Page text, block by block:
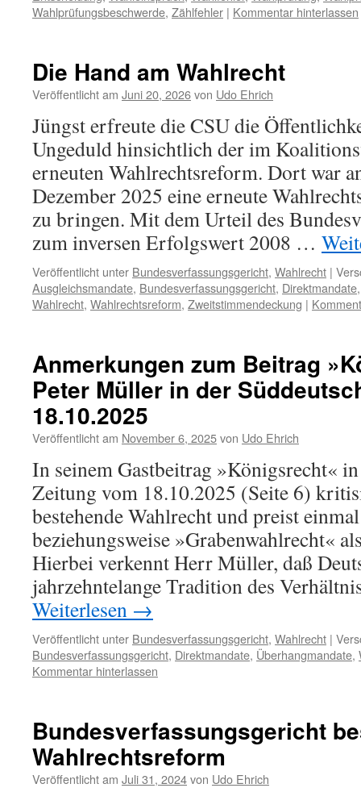
Wahlprüfungsbeschwerde, Zählfehler | Kommentar hinterlassen
Die Hand am Wahlrecht
Veröffentlicht am Juni 20, 2026von Udo Ehrich
Jüngst erfreute die CSU die
Ungeduld hinsichtlich der im
erneuten Wahlrechtsreform. Dort war
Dezember 2025 eine erneute
zu bringen. Mit dem Urteil des
zum inversen Erfolgswert 2008 …
Veröffentlicht unter Bundesverfassungsgericht, Wahlrecht |
Ausgleichsmandate, Bundesverfassungsgericht, Direktmandate
Wahlrecht, Wahlrechtsreform, Zweitstimmendeckung |
Anmerkungen zum Beitrag
Peter Müller in der
18.10.2025
Veröffentlicht am November 6, 2025von Udo Ehrich
In seinem Gastbeitrag »Königsrecht«
Zeitung vom 18.10.2025 (Seite 6)
bestehende Wahlrecht und preist
beziehungsweise »Grabenwahlrecht«
Hierbei verkennt Herr Müller, daß
jahrzehntelange Tradition des
Weiterlesen →
Veröffentlicht unter Bundesverfassungsgericht, Wahlrecht |
Bundesverfassungsgericht, Direktmandate, Überhangmandate,
Kommentar hinterlassen
Bundesverfassungsgericht
Wahlrechtsreform
Veröffentlicht am Juli 31, 2024von Udo Ehrich